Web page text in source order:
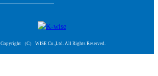
Copyright （C） WISE Co.,Ltd. All Rights Reserved.